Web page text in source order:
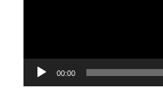
00:00